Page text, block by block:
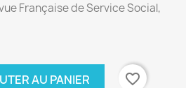
Française de Service Social,
AU PANIER favorite_border